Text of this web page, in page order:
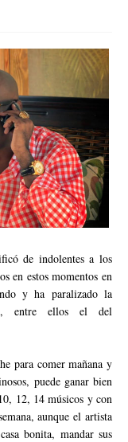
de indolentes a los
en estos momentos en
y ha paralizado la
entre ellos el del
para comer mañana y
puede ganar bien
12, 14 músicos y con
aunque el artista
bonita, mandar sus